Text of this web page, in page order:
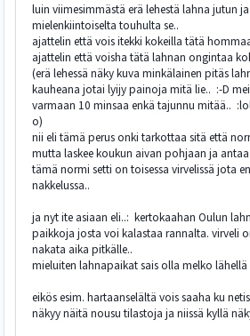
luin viimesimmästä erä lehestä lahna jutun
mielenkiintoiselta touhulta se..
ajattelin että vois itekki kokeilla tätä
ajattelin että voisha tätä lahnan ongintaa
(erä lehessä näky kuva minkälainen pitäs
kauheana jotai lyijy painoja mitä lie.. :-D
varmaan 10 minsaa enkä tajunnu mitää..
o)
nii eli tämä perus onki tarkottaa sitä että
mutta laskee koukun aivan pohjaan ja
tämä normi setti on toisessa virvelissä jota
nakkelussa..
ja nyt ite asiaan eli..: kertokaahan Oulun
paikkoja josta voi kalastaa rannalta. virveli
nakata aika pitkälle..
mieluiten lahnapaikat sais olla melko lähellä
eikös esim. hartaanselältä vois saaha ku
näkyy näitä nousu tilastoja ja niissä kyllä